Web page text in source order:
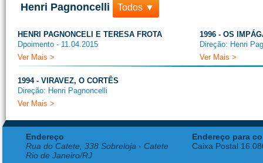
Henri Pagnoncelli Todos ▼
HENRI PAGNONCELI E TERESA FROTA
Dpoimento - 11.04.2015
Ver Mais >
1996 - OS
Direção: Henri
Ver Mais >
1994 - VIRAVEZ, O CORTÊS
Direção: Henri Pagnoncelli
Ver Mais >
Endereço
Rua do Catete, 338 Sobreloja - Catete
Rio de Janeiro/RJ
Endereço para
Caixa Postal